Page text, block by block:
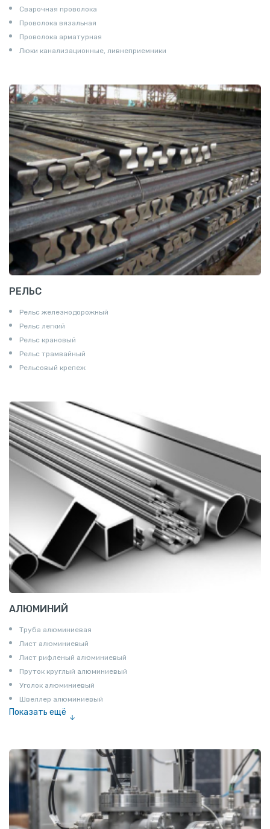
Сварочная проволока
Проволока вязальная
Проволока арматурная
Люки канализационные, ливнеприемники
РЕЛЬС
Рельс железнодорожный
Рельс легкий
Рельс крановый
Рельс трамвайный
Рельсовый крепеж
АЛЮМИНИЙ
Труба алюминиевая
Лист алюминиевый
Лист рифленый алюминиевый
Пруток круглый алюминиевый
Уголок алюминиевый
Швеллер алюминиевый
Показать ещё
Шина электротехническая
Алюминиевая плита
Z профиль алюминиевый
Т профиль алюминиевый
Пруток квадратный алюминиевый
Полоса алюминиевая